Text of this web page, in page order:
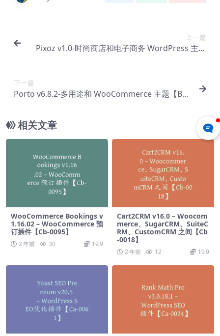
上一篇
Pixoz v1.0-时尚商店和电子商务 WordPress 主题
下一篇
Porto v6.8.2-多用途和 WooCommerce 主题【Bc-
相关文章
WooCommerce Bookings v
1.16.02 – WooCommerce 预
订插件【Cb-0095】
2 年前 30 19.9
Cart2CRM v16.0 – Woocom
merce、SugarCRM、SuiteC
RM、CustomCRM 之间【Cb
-0018】
2 年前 12 19.9